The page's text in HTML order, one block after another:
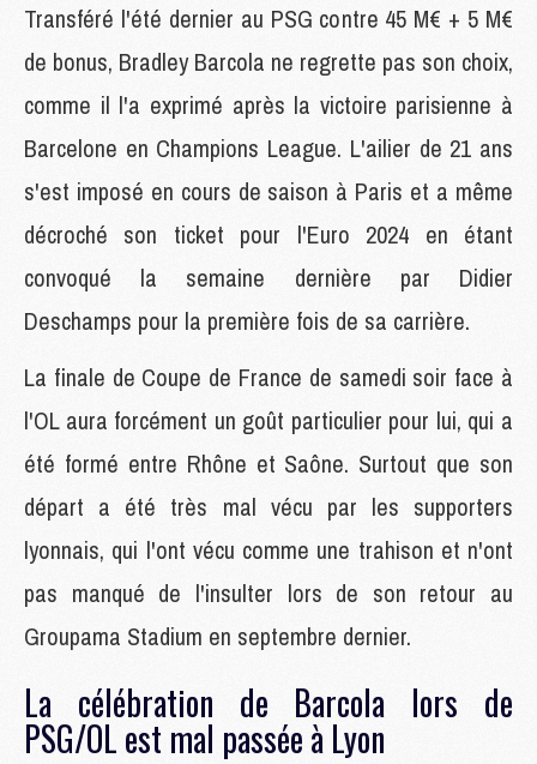
Transféré l'été dernier au PSG contre 45 M€ + 5 M€
de bonus, Bradley Barcola ne regrette pas son choix,
comme il l'a exprimé après la victoire parisienne à
Barcelone en Champions League. L'ailier de 21 ans
s'est imposé en cours de saison à Paris et a même
décroché son ticket pour l'Euro 2024 en étant
convoqué la semaine dernière par Didier
Deschamps pour la première fois de sa carrière.
La finale de Coupe de France de samedi soir face à
l'OL aura forcément un goût particulier pour lui, qui a
été formé entre Rhône et Saône. Surtout que son
départ a été très mal vécu par les supporters
lyonnais, qui l'ont vécu comme une trahison et n'ont
pas manqué de l'insulter lors de son retour au
Groupama Stadium en septembre dernier.
La célébration de Barcola lors de
PSG/OL est mal passée à Lyon